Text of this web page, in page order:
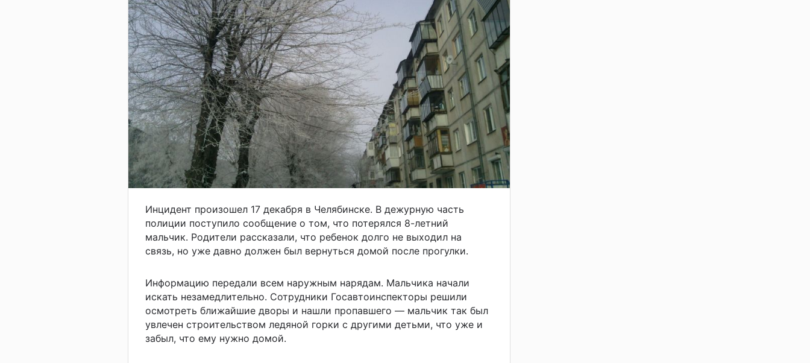
Инцидент произошел 17 декабря в Челябинске. В дежурную часть
полиции поступило сообщение о том, что потерялся 8-летний
мальчик. Родители рассказали, что ребенок долго не выходил на
связь, но уже давно должен был вернуться домой после прогулки.
Информацию передали всем наружным нарядам. Мальчика начали
искать незамедлительно. Сотрудники Госавтоинспекторы решили
осмотреть ближайшие дворы и нашли пропавшего — мальчик так был
увлечен строительством ледяной горки с другими детьми, что уже и
забыл, что ему нужно домой.